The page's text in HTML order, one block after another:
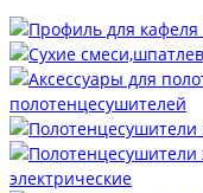
полотенцесушителей
электрические